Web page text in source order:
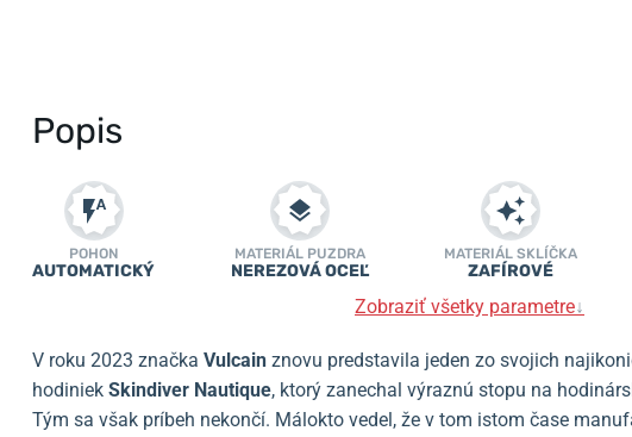
Popis
POHON
AUTOMATICKÝ
MATERIÁL PUZDRA
NEREZOVÁ OCEĽ
MATERIÁL SKLÍČKA
ZAFÍROVÉ
Zobraziť všetky parametre↓
V roku 2023 značka Vulcain znovu predstavila jeden zo svojich
hodiniek Skindiver Nautique, ktorý zanechal výraznú stopu na
Tým sa však príbeh nekončí. Málokto vedel, že v tom istom čase